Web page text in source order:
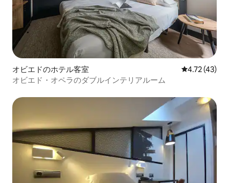
オビエドのホテル客室 レビュー43
4.72 (43)
オビエド・オペラのダブルインテリアルーム